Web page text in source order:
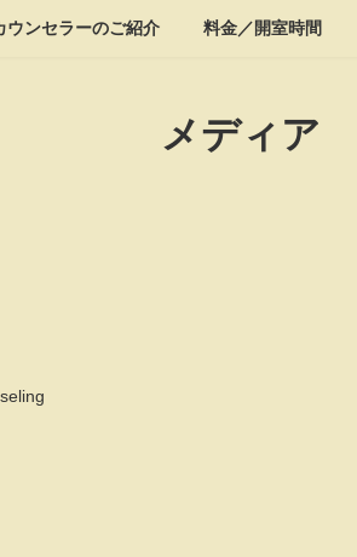
ウンセラーのご紹介 料金／開室時間
メディア